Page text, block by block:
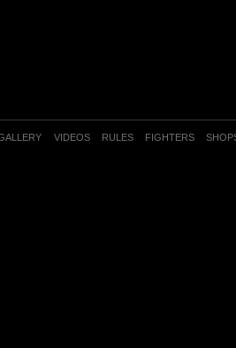
VIDEOS RULES FIGHTERS